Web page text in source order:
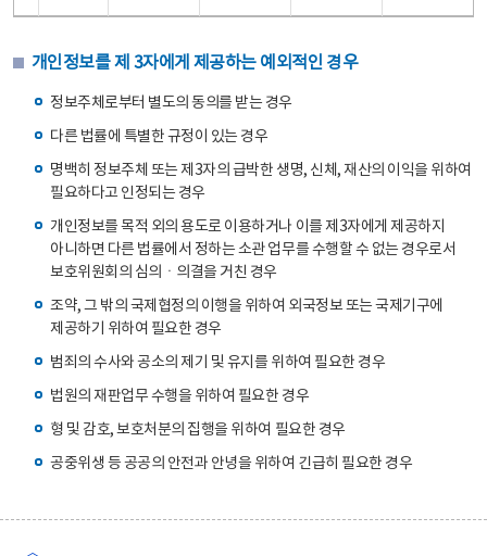
개인정보를 제 3자에게 제공하는 예외적인 경우
정보주체로부터 별도의 동의를 받는 경우
다른 법률에 특별한 규정이 있는 경우
명백히 정보주체 또는 제3자의 급박한 생명, 신체, 재산의 이익을 위하여
필요하다고 인정되는 경우
개인정보를 목적 외의 용도로 이용하거나 이를 제3자에게 제공하지
아니하면 다른 법률에서 정하는 소관 업무를 수행할 수 없는 경우로서
보호위원회의 심의ㆍ의결을 거친 경우
조약, 그 밖의 국제협정의 이행을 위하여 외국정보 또는 국제기구에
제공하기 위하여 필요한 경우
범죄의 수사와 공소의 제기 및 유지를 위하여 필요한 경우
법원의 재판업무 수행을 위하여 필요한 경우
형 및 감호, 보호처분의 집행을 위하여 필요한 경우
공중위생 등 공공의 안전과 안녕을 위하여 긴급히 필요한 경우